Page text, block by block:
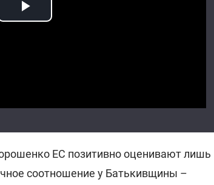
ЕС позитивно оценивают лишь
соотношение у Батькивщины –